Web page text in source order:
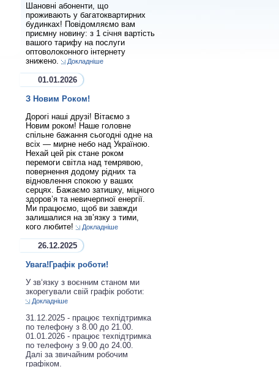
Шановні абоненти, що
проживають у багатоквартирних
будинках! Повідомляємо вам
приємну новину: з 1 січня вартість
вашого тарифу на послуги
оптоволоконного інтернету
знижено.
Докладніше
01.01.2026
З Новим Роком!
Дорогі наші друзі! Вітаємо з
Новим роком! Наше головне
спільне бажання сьогодні одне на
всіх — мирне небо над Україною.
Нехай цей рік стане роком
перемоги світла над темрявою,
повернення додому рідних та
відновлення спокою у ваших
серцях. Бажаємо затишку, міцного
здоров’я та невичерпної енергії.
Ми працюємо, щоб ви завжди
залишалися на зв’язку з тими,
кого любите!
Докладніше
26.12.2025
Увага!Графік роботи!
У зв‘язку з воєнним станом ми
зкорегували свій графік роботи:
Докладніше
31.12.2025 - працює техпідтримка
по телефону з 8.00 до 21.00.
01.01.2026 - працює техпідтримка
по телефону з 9.00 до 24.00.
Далі за звичайним робочим
графіком.